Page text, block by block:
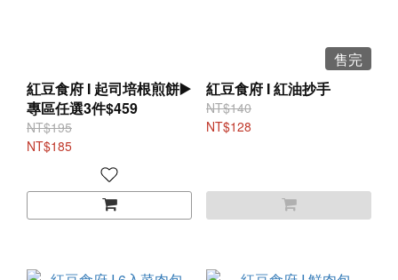
紅豆食府 I 起司培根煎餅▶️
專區任選3件$459
NT$195
NT$185
售完
紅豆食府 I 紅油抄手
NT$140
NT$128